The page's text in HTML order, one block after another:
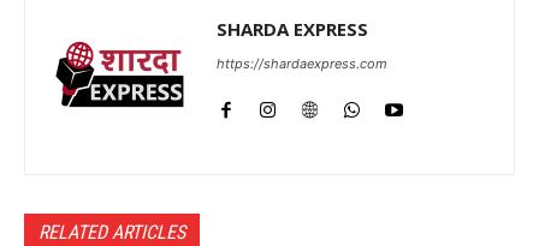
SHARDA EXPRESS
https://shardaexpress.com
RELATED ARTICLES